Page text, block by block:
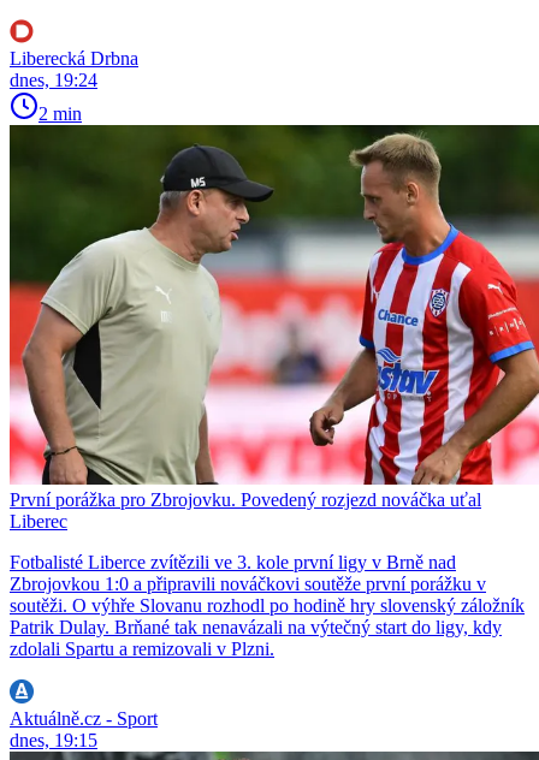
Liberecká Drbna
dnes, 19:24
2 min
První porážka pro Zbrojovku. Povedený rozjezd nováčka uťal
Liberec
Fotbalisté Liberce zvítězili ve 3. kole první ligy v Brně nad
Zbrojovkou 1:0 a připravili nováčkovi soutěže první porážku v
soutěži. O výhře Slovanu rozhodl po hodině hry slovenský záložník
Patrik Dulay. Brňané tak nenavázali na výtečný start do ligy, kdy
zdolali Spartu a remizovali v Plzni.
Aktuálně.cz - Sport
dnes, 19:15